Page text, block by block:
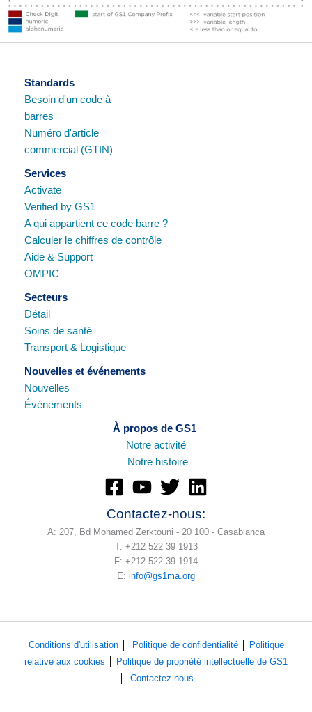
Standards
Besoin d'un code à
barres
Numéro d'article
commercial (GTIN)
Services
Activate
Verified by GS1
A qui appartient ce code barre ?
Calculer le chiffres de contrôle
Aide & Support
OMPIC
Secteurs
Détail
Soins de santé
Transport & Logistique
Nouvelles et événements
Nouvelles
Événements
À propos de GS1
Notre activité
Notre histoire
Contactez-nous:
A: 207, Bd Mohamed Zerktouni - 20 100 - Casablanca
T: +212 522 39 1913
F: +212 522 39 1914
E: info@gs1ma.org
Conditions d'utilisation Politique de confidentialité
Politique
relative aux cookies
Politique de propriété intellectuelle de GS1
Contactez-nous